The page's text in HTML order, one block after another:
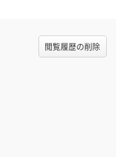
閲覧履歴の削除